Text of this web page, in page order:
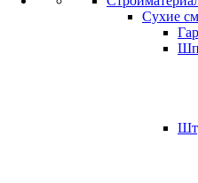
Сухие